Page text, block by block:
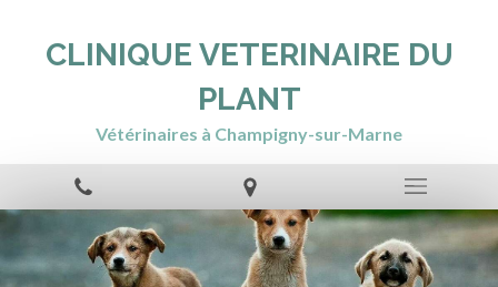
CLINIQUE VETERINAIRE DU
PLANT
Vétérinaires à Champigny-sur-Marne